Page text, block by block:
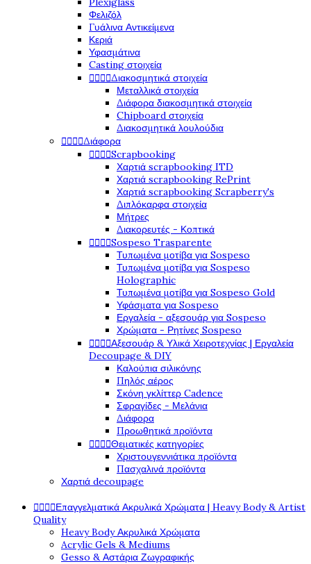
Φελιζόλ
Γυάλινα Αντικείμενα
Κεριά
Υφασμάτινα
Casting στοιχεία
Διακοσμητικά στοιχεία
Μεταλλικά στοιχεία
Διάφορα διακοσμητικά στοιχεία
Chipboard στοιχεία
Διακοσμητικά λουλούδια
Διάφορα
Scrapbooking
Χαρτιά scrapbooking ITD
Χαρτιά scrapbooking RePrint
Χαρτιά scrapbooking Scrapberry's
Διπλόκαρφα στοιχεία
Μήτρες
Διακορευτές - Κοπτικά
Sospeso Trasparente
Τυπωμένα μοτίβα για Sospeso
Τυπωμένα μοτίβα για Sospeso
Holographic
Τυπωμένα μοτίβα για Sospeso Gold
Υφάσματα για Sospeso
Εργαλεία - αξεσουάρ για Sospeso
Χρώματα - Ρητίνες Sospeso
Αξεσουάρ & Υλικά Χειροτεχνίας | Εργαλεία
Decoupage & DIY
Καλούπια σιλικόνης
Πηλός αέρος
Σκόνη γκλίττερ Cadence
Σφραγίδες - Μελάνια
Διάφορα
Προωθητικά προϊόντα
Θεματικές κατηγορίες
Χριστουγεννιάτικα προϊόντα
Πασχαλινά προϊόντα
Χαρτιά decoupage
Επαγγελματικά Ακρυλικά Χρώματα | Heavy Body & Artist
Quality
Heavy Body Ακρυλικά Χρώματα
Acrylic Gels & Mediums
Gesso & Αστάρια Ζωγραφικής